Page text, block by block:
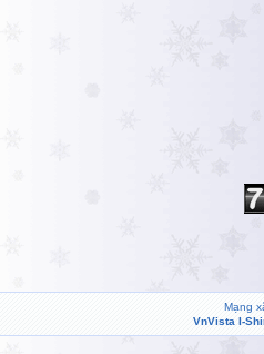
Mạng
VnVista I-